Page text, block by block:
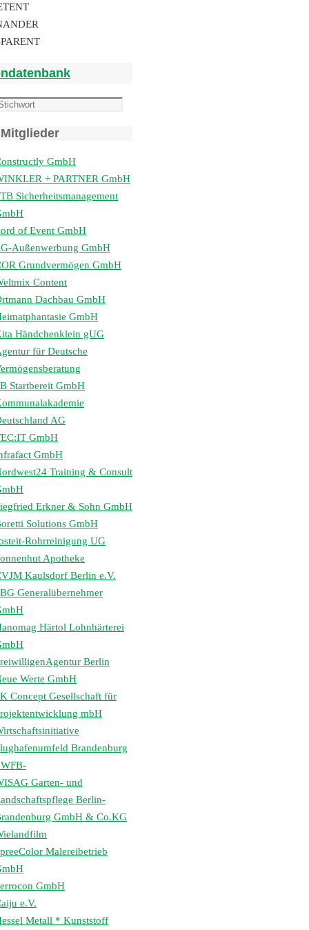
GmbH
+ PARTNER GmbH
Sicherheitsmanagement
of Event GmbH
Außenwerbung GmbH
Grundvermögen GmbH
Content
Dachbau GmbH
GmbH
Händchenklein gUG
für Deutsche
Startbereit GmbH
AG
GmbH
GmbH
Training & Consult
Erkner & Sohn GmbH
Solutions GmbH
Rohrreinigung UG
Apotheke
Kaulsdorf Berlin e.V.
Generalübernehmer
Härtol Lohnhärterei
Berlin
Werte GmbH
Concept Gesellschaft für
mbH
Brandenburg
Garten- und
Berlin-
GmbH & Co.KG
Malereibetrieb
GmbH
e.V.
Metall * Kunststoff